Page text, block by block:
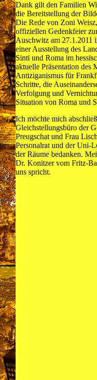
Dank gilt den Familien
die Bereitstellung der
Die Rede von Zoni
offiziellen Gedenkfeier
Auschwitz am 27.1.2011
einer Ausstellung des
Sinti und Roma im
aktuelle Präsentation des
Antiziganismus für
Schritte, die
Verfolgung und
Situation von Roma und
Ich möchte mich
Gleichstellungsbüro der
Preugschat und Frau
Personalrat und der Uni-
der Räume bedanken.
Dr. Konitzer vom Fritz-
uns spricht.